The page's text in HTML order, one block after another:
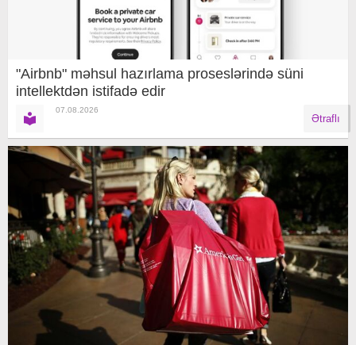
"Airbnb" məhsul hazırlama proseslərində süni
intellektdən istifadə edir
07.08.2026
Ətraflı